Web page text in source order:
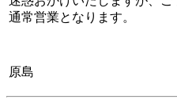
通常営業となります。
原島